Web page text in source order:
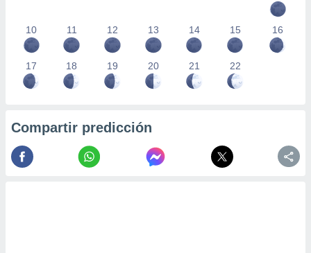
10 11 12 13 14 15 16
17 18 19 20 21 22
Compartir predicción